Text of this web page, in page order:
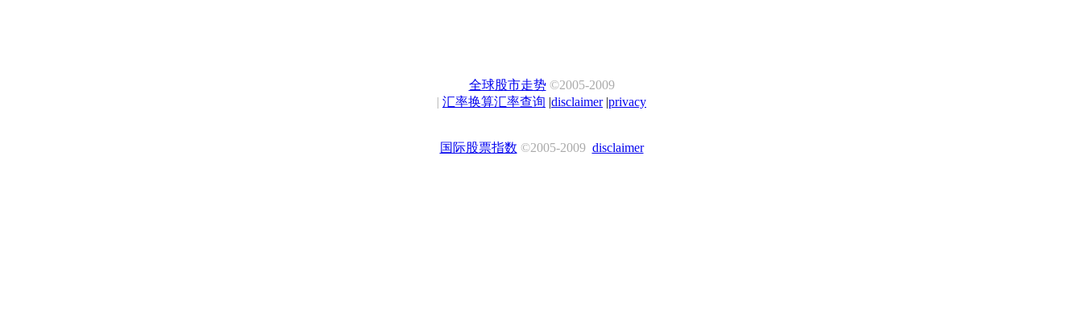
全球股市走势©2005-2009
| 汇率换算汇率查询 |disclaimer|privacy
国际股票指数 ©2005-2009 disclaimer